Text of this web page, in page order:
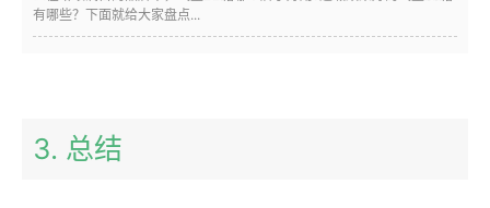
有哪些？下面就给大家盘点...
3. 总结